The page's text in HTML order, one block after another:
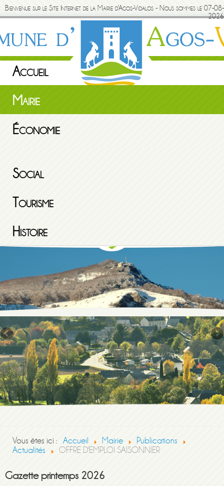
Bienvenue sur le Site Internet de la Mairie d'Agos-Vidalos - Nous sommes le 07-08-
2026
Accueil
Mairie
Économie
Social
Tourisme
Histoire
Vous êtes ici : Accueil Mairie
Publications
Actualités
OFFRE D'EMPLOI SAISONNIER
Gazette printemps 2026